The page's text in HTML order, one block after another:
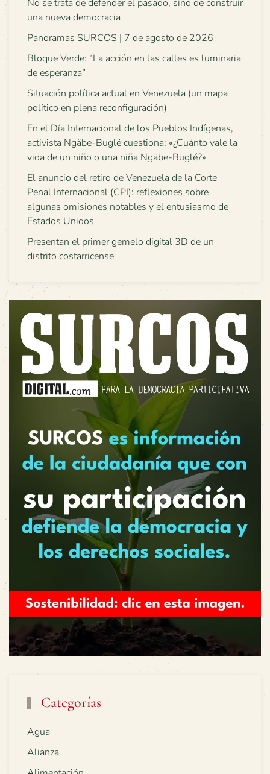
No se trata de defender el pasado, sino de construir
una nueva democracia
Panoramas SURCOS | 7 de agosto de 2026
Bloque Verde: “La acción en las calles es luminaria
de esperanza”
Situación política actual en Venezuela (un mapa
político en plena reconfiguración)
En el Día Internacional de los Pueblos Indígenas,
activista Ngäbe-Buglé cuestiona: «¿Cuánto vale la
vida de un niño o una niña Ngäbe-Buglé?»
El anuncio del retiro de Venezuela de la Corte
Penal Internacional (CPI): reflexiones sobre
algunas omisiones notables y el entusiasmo de
Estados Unidos
Presentan el primer gemelo digital 3D de un
distrito costarricense
Categorías
Agua
Alianza